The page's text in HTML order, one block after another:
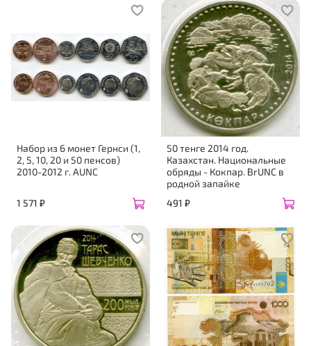
Набор из 6 монет Гернси (1,
2, 5, 10, 20 и 50 пенсов)
2010-2012 г. AUNC
1 571 ₽
50 тенге 2014 год.
Казахстан. Национальные
обряды - Кокпар. BrUNC в
родной запайке
491 ₽